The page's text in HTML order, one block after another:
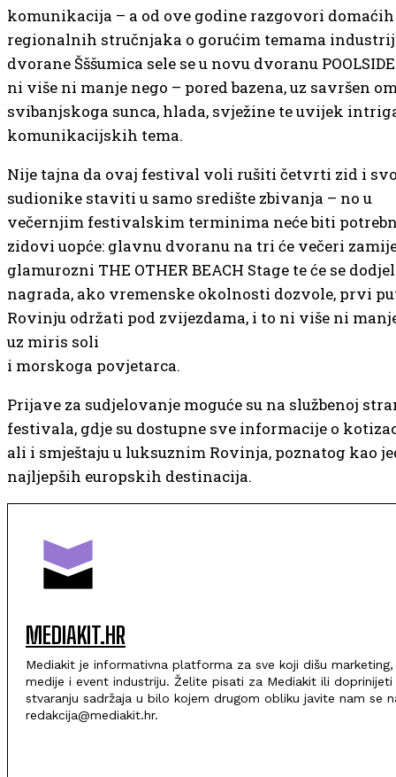
komunikacija – a od ove godine razgovori
regionalnih stručnjaka o gorućim temama
dvorane Šššumica sele se u novu dvoranu
ni više ni manje nego – pored bazena, uz savršen
svibanjskoga sunca, hlada, svježine te uvijek
komunikacijskih tema.
Nije tajna da ovaj festival voli rušiti četvrti zid i
sudionike staviti u samo središte zbivanja – no u
večernjim festivalskim terminima neće biti
zidovi uopće: glavnu dvoranu na tri će večeri
glamurozni THE OTHER BEACH Stage te će se
nagrada, ako vremenske okolnosti dozvole, prvi
Rovinju održati pod zvijezdama, i to ni više ni
uz miris soli
i morskoga povjetarca.
Prijave za sudjelovanje moguće su na službenoj
festivala, gdje su dostupne sve informacije o
ali i smještaju u luksuznim Rovinja, poznatog kao
najljepših europskih destinacija.
MEDIAKIT.HR
Mediakit je informativna platforma za sve koji dišu marketing,
medije i event industriju. Želite pisati za Mediakit ili doprinijeti
stvaranju sadržaja u bilo kojem drugom obliku javite nam se
redakcija@mediakit.hr.